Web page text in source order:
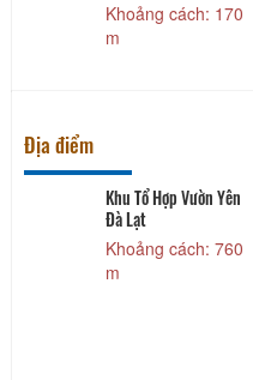
Khoảng cách: 170
m
Địa điểm
Khu Tổ Hợp Vườn Yên
Đà Lạt
Khoảng cách: 760
m